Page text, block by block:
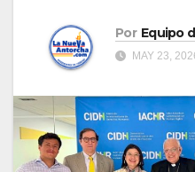
Por Equipo
MAY 23,